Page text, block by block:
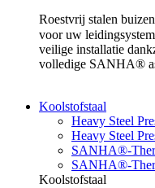
Roestvrij stalen
voor uw
veilige installatie
volledige SANHA®
Koolstofstaal
Heavy Steel
Heavy Steel
SANHA®-
SANHA®-
Koolstofstaal